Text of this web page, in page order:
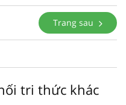
Trang sau
tri thức khác